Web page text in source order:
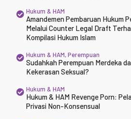
Hukum & HAM
Amandemen Pembaruan Hukum
Melalui Counter Legal Draft
Kompilasi Hukum Islam
Hukum & HAM,Perempuan
Sudahkah Perempuan Merdeka
Kekerasan Seksual?
Hukum & HAM
Hukum & HAM Revenge Porn:
Privasi Non-Konsensual